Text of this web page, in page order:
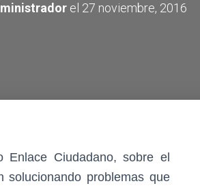
el 27 noviembre, 2016
Ciudadano, sobre el
problemas que